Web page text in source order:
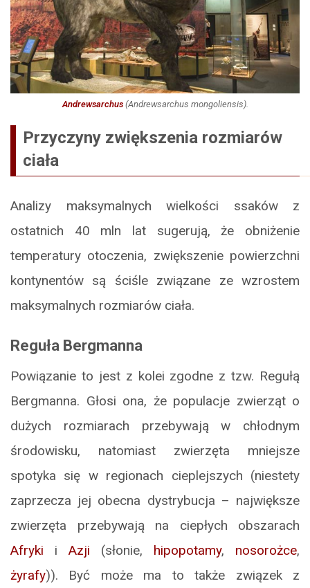
Andrewsarchus(Andrewsarchus mongoliensis).
Przyczyny zwiększenia rozmiarów
ciała
Analizy maksymalnych wielkości ssaków z
ostatnich 40 mln lat sugerują, że obniżenie
temperatury otoczenia, zwiększenie powierzchni
kontynentów są ściśle związane ze wzrostem
maksymalnych rozmiarów ciała.
Reguła Bergmanna
Powiązanie to jest z kolei zgodne z tzw. Regułą
Bergmanna. Głosi ona, że populacje zwierząt o
dużych rozmiarach przebywają w chłodnym
środowisku, natomiast zwierzęta mniejsze
spotyka się w regionach cieplejszych (niestety
zaprzecza jej obecna dystrybucja – największe
zwierzęta przebywają na ciepłych obszarach
Afryki i Azji (słonie, hipopotamy, nosorożce,
żyrafy)). Być może ma to także związek z